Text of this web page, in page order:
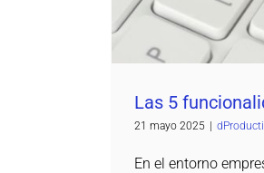
Las 5
21 mayo 2025
En el entorno